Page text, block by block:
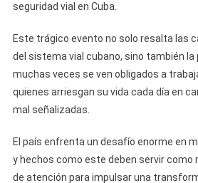
seguridad vial en Cuba.
Este trágico evento no solo resalta las
del sistema vial cubano, sino también la
muchas veces se ven obligados a
quienes arriesgan su vida cada día en
mal señalizadas.
El país enfrenta un desafío enorme en
y hechos como este deben servir como
de atención para impulsar una